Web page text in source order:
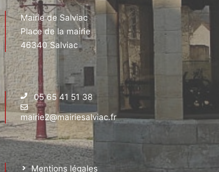
Mairie de Salviac
Place de la mairie
46340 Salviac
05 65 41 51 38
mairie2@mairiesalviac.fr
Mentions légales